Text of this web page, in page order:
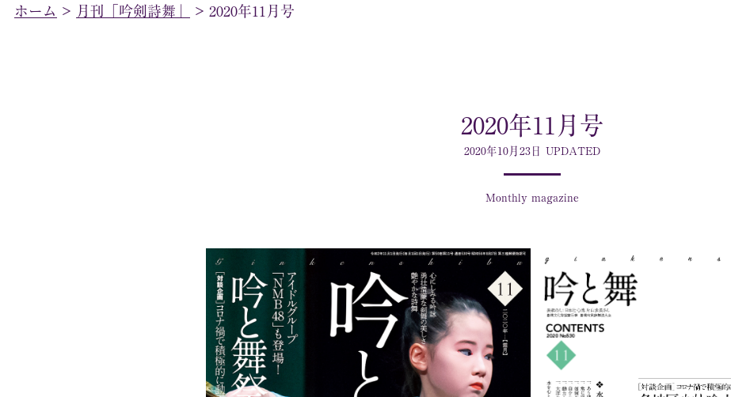
ホーム > 月刊「吟剣詩舞」 > 2020年11月号
2020年11月号
2020年10月23日 UPDATED
Monthly magazine